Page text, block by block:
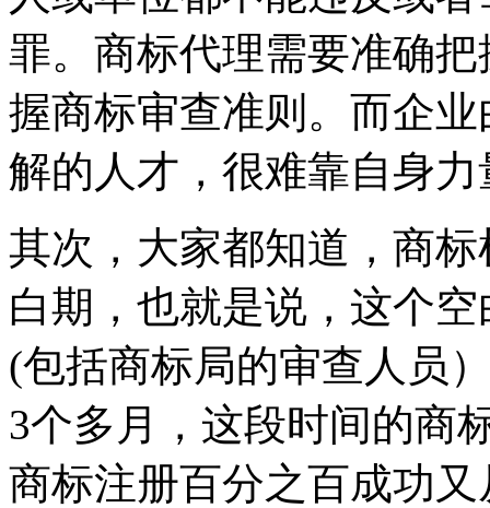
罪。商标代理需要准确
握商标审查准则。而企
解的人才，很难靠自身
其次，大家都知道，商
白期，也就是说，这个
(包括商标局的审查人员
3个多月，这段时间的商
商标注册百分之百成功